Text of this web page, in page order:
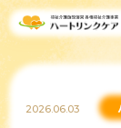
2026.06.03